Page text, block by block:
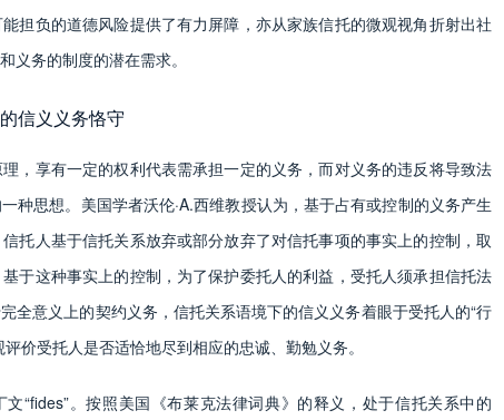
担负的道德风险提供了有力屏障，亦从家族信托的微观视角折射出社
义务的制度的潜在需求。
信义义务恪守
，享有一定的权利代表需承担一定的义务，而对义务的违反将导致法
种思想。美国学者沃伦·A.西维教授认为，基于占有或控制的义务产生
托人基于信托关系放弃或部分放弃了对信托事项的事实上的控制，取
于这种事实上的控制，为了保护委托人的利益，受托人须承担信托法
全意义上的契约义务，信托关系语境下的信义义务着眼于受托人的“行
价受托人是否适恰地尽到相应的忠诚、勤勉义务。
“fides”。按照美国《布莱克法律词典》的释义，处于信托关系中的